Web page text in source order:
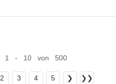
1 - 10 von 500
2 3 4 5 ❯ ❯❯